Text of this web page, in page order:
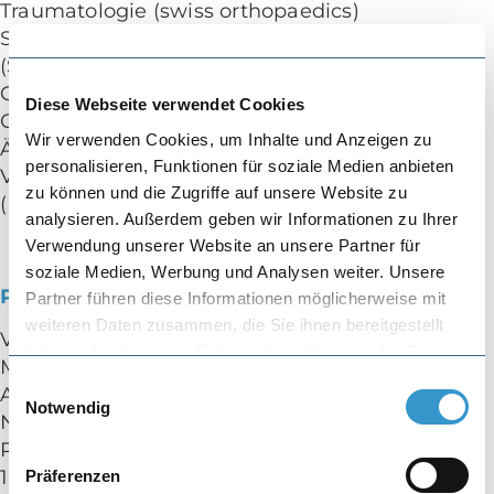
Diese Webseite verwendet Cookies
Wir verwenden Cookies, um Inhalte und Anzeigen zu
personalisieren, Funktionen für soziale Medien anbieten
zu können und die Zugriffe auf unsere Website zu
analysieren. Außerdem geben wir Informationen zu Ihrer
Verwendung unserer Website an unsere Partner für
soziale Medien, Werbung und Analysen weiter. Unsere
Partner führen diese Informationen möglicherweise mit
weiteren Daten zusammen, die Sie ihnen bereitgestellt
haben oder die sie im Rahmen Ihrer Nutzung der Dienste
Einwilligungsauswahl
Notwendig
Präferenzen
Traumatologie (swiss orthopaedics)
Schweizerische Gesellschaft für Sportmedizin
(SGSM)
Gesellschaft für Arthroskopie und
Gelenkchirurgie (AGA)
Ärztegesellschaft Baselland (AeGBL)
Verbindung der Schweizer Ärztinnen und Ärzte
(FMH)
Publikationen
Vogel N, Kaelin R,
, Wendelspiess S,
Müller-Gerbl M, Arnold MP. High Expectations
Among Patients Who Have Undergone TKA Do
Not Correlate With Satisfaction. Clin Orthop
Relat Res. 2024 Feb 28. doi:
10.1097/CORR.0000000000003010. Epub ahead